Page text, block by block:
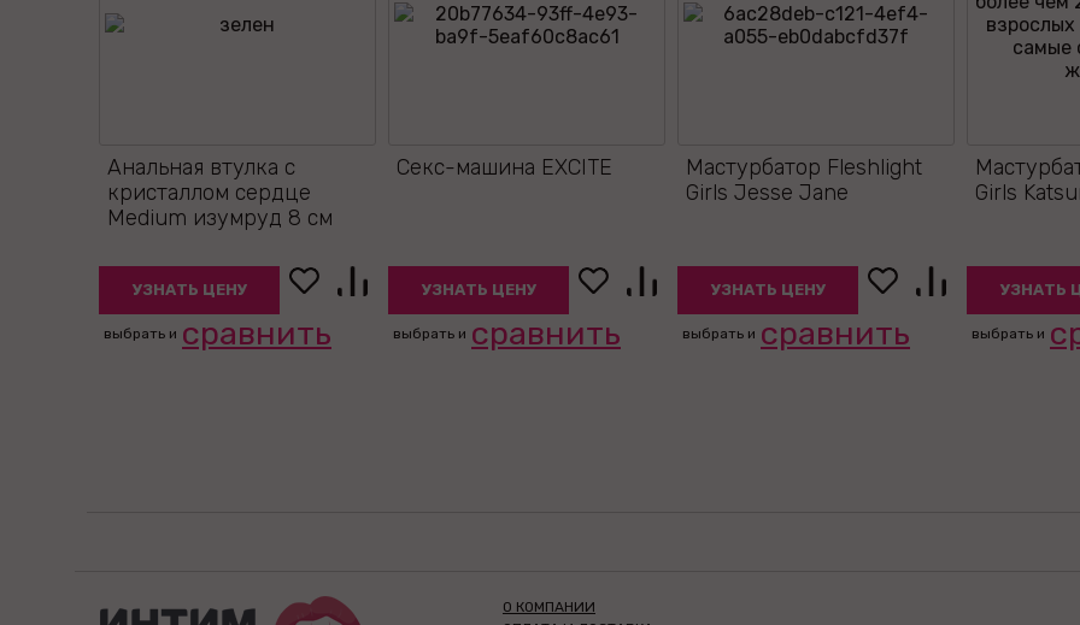
Анальная втулка с
кристаллом сердце
Medium изумруд 8 см
УЗНАТЬ ЦЕНУ
выбрать и сравнить
Секс-машина EXCITE
УЗНАТЬ ЦЕНУ
выбрать и сравнить
Мастурбатор Fleshlight
Girls Jesse Jane
УЗНАТЬ ЦЕНУ
выбрать и сравнить
Girls
УЗНАТЬ
выбрать и
О КОМПАНИИ